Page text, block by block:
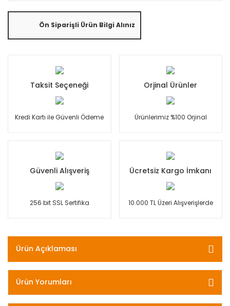
Ön Siparişli Ürün Bilgi Alınız
Taksit Seçeneği
Kredi Kartı ile Güvenli Ödeme
Orjinal Ürünler
Ürünlerimiz %100 Orjinal
Güvenli Alışveriş
256 bit SSL Sertifika
Ücretsiz Kargo İmkanı
10.000 TL Üzeri Alışverişlerde
Ürün Açıklaması
Ürün Yorumları